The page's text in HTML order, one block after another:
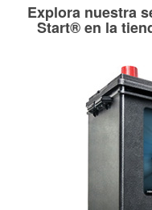
Más información sobre
Herramientas de
medirán tus tambores
ser rectificados con
pueden ser
partes de reemplazo
Rectificación de
Explora nuestra
Start® en la